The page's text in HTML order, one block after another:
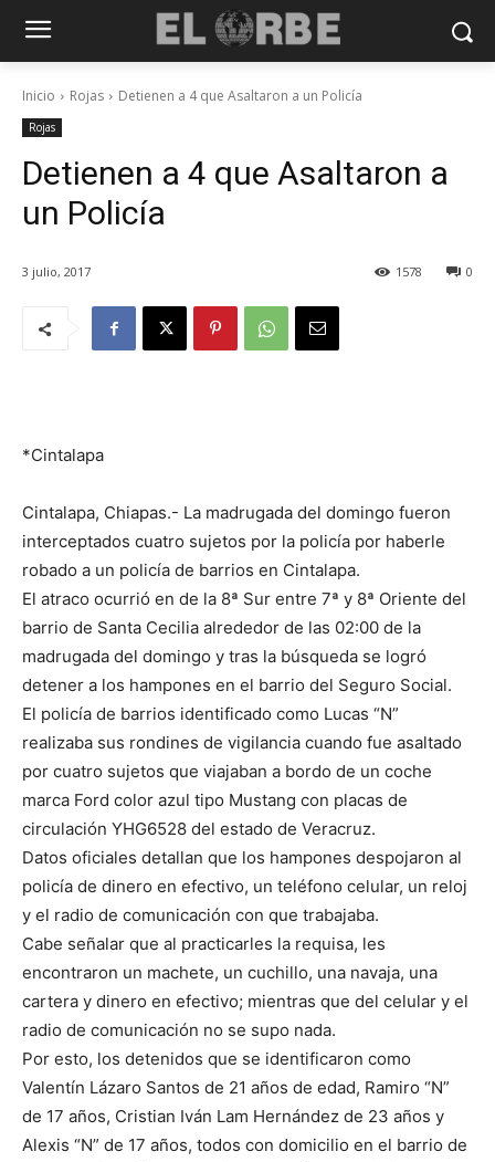
Inicio Rojas Detienen a 4 que Asaltaron a un Policía
Rojas
Detienen a 4 que Asaltaron a
un Policía
3 julio, 2017 0
1578
*Cintalapa
Cintalapa, Chiapas.- La madrugada del domingo fueron
interceptados cuatro sujetos por la policía por haberle
robado a un policía de barrios en Cintalapa.
El atraco ocurrió en de la 8ª Sur entre 7ª y 8ª Oriente del
barrio de Santa Cecilia alrededor de las 02:00 de la
madrugada del domingo y tras la búsqueda se logró
detener a los hampones en el barrio del Seguro Social.
El policía de barrios identificado como Lucas “N”
realizaba sus rondines de vigilancia cuando fue asaltado
por cuatro sujetos que viajaban a bordo de un coche
marca Ford color azul tipo Mustang con placas de
circulación YHG6528 del estado de Veracruz.
Datos oficiales detallan que los hampones despojaron al
policía de dinero en efectivo, un teléfono celular, un reloj
y el radio de comunicación con que trabajaba.
Cabe señalar que al practicarles la requisa, les
encontraron un machete, un cuchillo, una navaja, una
cartera y dinero en efectivo; mientras que del celular y el
radio de comunicación no se supo nada.
Por esto, los detenidos que se identificaron como
Valentín Lázaro Santos de 21 años de edad, Ramiro “N”
de 17 años, Cristian Iván Lam Hernández de 23 años y
Alexis “N” de 17 años, todos con domicilio en el barrio de